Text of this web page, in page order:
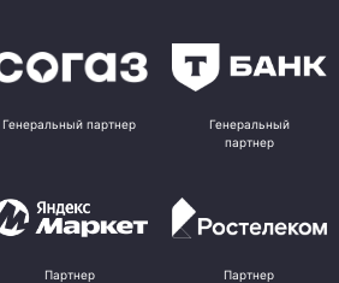
Генеральный партнер
Генеральный
партнер
Партнер Партнер